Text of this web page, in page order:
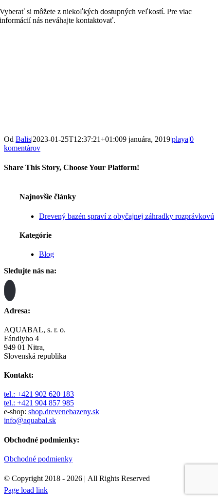
Vyberať si môžete z niekoľkých dostupných veľkostí. Pre viac
informácií nás neváhajte kontaktovať.
Od Balis|2023-01-25T12:37:21+01:009 januára, 2019|playa|0
komentárov
Share This Story, Choose Your Platform!
Najnovšie články
Drevený bazén spraví z obyčajnej záhradky rozprávkovú
Kategórie
Blog
Sledujte nás na:
Adresa:
AQUABAL, s. r. o.
Fándlyho 4
949 01 Nitra,
Slovenská republika
Kontakt:
tel.: +421 902 620 183
tel.: +421 904 857 985
e-shop: shop.drevenebazeny.sk
info@aquabal.sk
Obchodné podmienky:
Obchodné podmienky
© Copyright 2018 - 2026 | All Rights Reserved
Page load link